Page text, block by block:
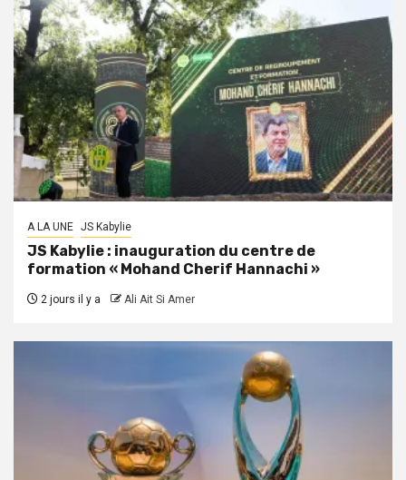
A LA UNE JS Kabylie
JS Kabylie : inauguration du centre de
formation « Mohand Cherif Hannachi »
2 jours il y a Ali Ait Si Amer